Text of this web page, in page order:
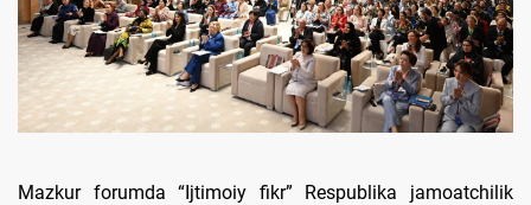
Mazkur forumda “Ijtimoiy fikr” Respublika jamoatchilik